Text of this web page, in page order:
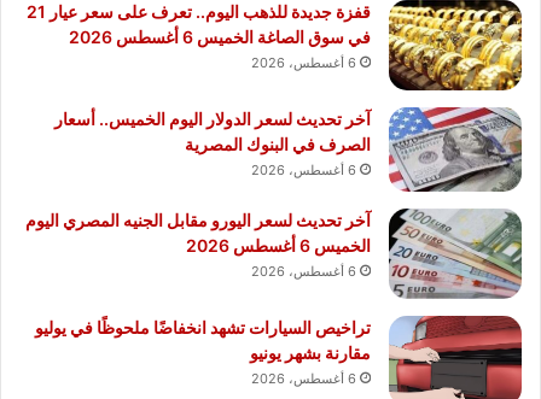
قفزة جديدة للذهب اليوم.. تعرف على سعر عيار 21
في سوق الصاغة الخميس 6 أغسطس 2026
6 أغسطس، 2026
آخر تحديث لسعر الدولار اليوم الخميس.. أسعار
الصرف في البنوك المصرية
6 أغسطس، 2026
آخر تحديث لسعر اليورو مقابل الجنيه المصري اليوم
الخميس 6 أغسطس 2026
6 أغسطس، 2026
تراخيص السيارات تشهد انخفاضًا ملحوظًا في يوليو
مقارنة بشهر يونيو
6 أغسطس، 2026